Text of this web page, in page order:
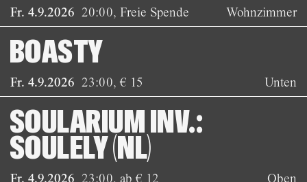
Fr. 4.9.2026 20:00,Freie Spende Wohnzimmer
Fr. 4.9.2026 23:00,€ 15
BOASTY
Unten
Fr. 4.9.2026 23:00, ab € 12
SOULARIUM INV.:
SOULELY (NL)
Oben